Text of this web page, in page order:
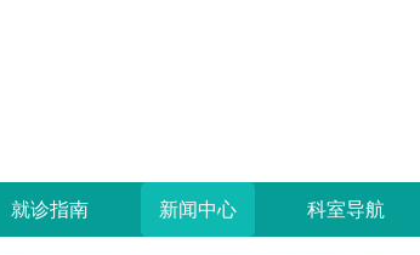
就诊指南 新闻中心 科室导航